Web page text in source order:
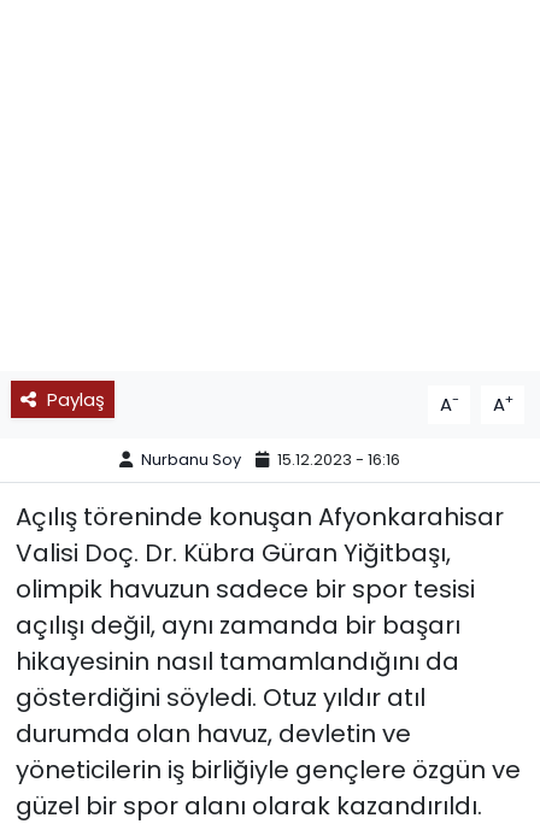
Paylaş A- A+
Nurbanu Soy 15.12.2023 - 16:16
Açılış töreninde konuşan Afyonkarahisar
Valisi Doç. Dr. Kübra Güran Yiğitbaşı,
olimpik havuzun sadece bir spor tesisi
açılışı değil, aynı zamanda bir başarı
hikayesinin nasıl tamamlandığını da
gösterdiğini söyledi. Otuz yıldır atıl
durumda olan havuz, devletin ve
yöneticilerin iş birliğiyle gençlere özgün ve
güzel bir spor alanı olarak kazandırıldı.